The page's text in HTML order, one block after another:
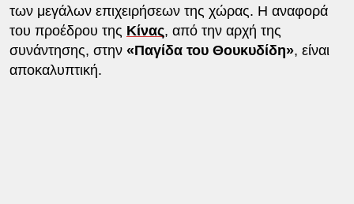
των μεγάλων επιχειρήσεων της χώρας. Η αναφορά
του προέδρου της Κίνας, από την αρχή της
συνάντησης, στην «Παγίδα του Θουκυδίδη», είναι
αποκαλυπτική.